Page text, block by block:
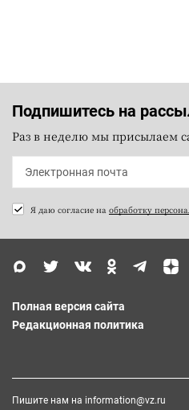
Подпишитесь на
Раз в неделю мы присылаем
Я даю согласие на обработку
Полная версия сайта
Редакционная политика
Пишите нам на information@vz.ru